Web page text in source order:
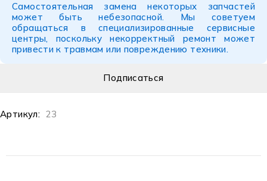
Самостоятельная замена некоторых запчастей
может быть небезопасной. Мы советуем
обращаться в специализированные сервисные
центры, поскольку некорректный ремонт может
привести к травмам или повреждению техники.
Артикул: 23